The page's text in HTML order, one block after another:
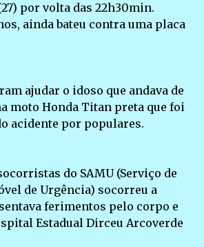
por volta das 22h30min.
ainda bateu contra uma placa
ajudar o idoso que andava de
moto Honda Titan preta que foi
acidente por populares.
do SAMU (Serviço de
de Urgência) socorreu a
ferimentos pelo corpo e
Estadual Dirceu Arcoverde